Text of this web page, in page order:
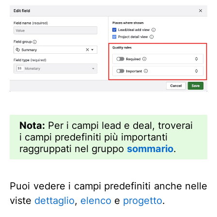
Nota: Per i campi lead e deal, troverai
i campi predefiniti più importanti
raggruppati nel gruppo sommario.
Puoi vedere i campi predefiniti anche nelle
viste dettaglio, elenco e progetto.